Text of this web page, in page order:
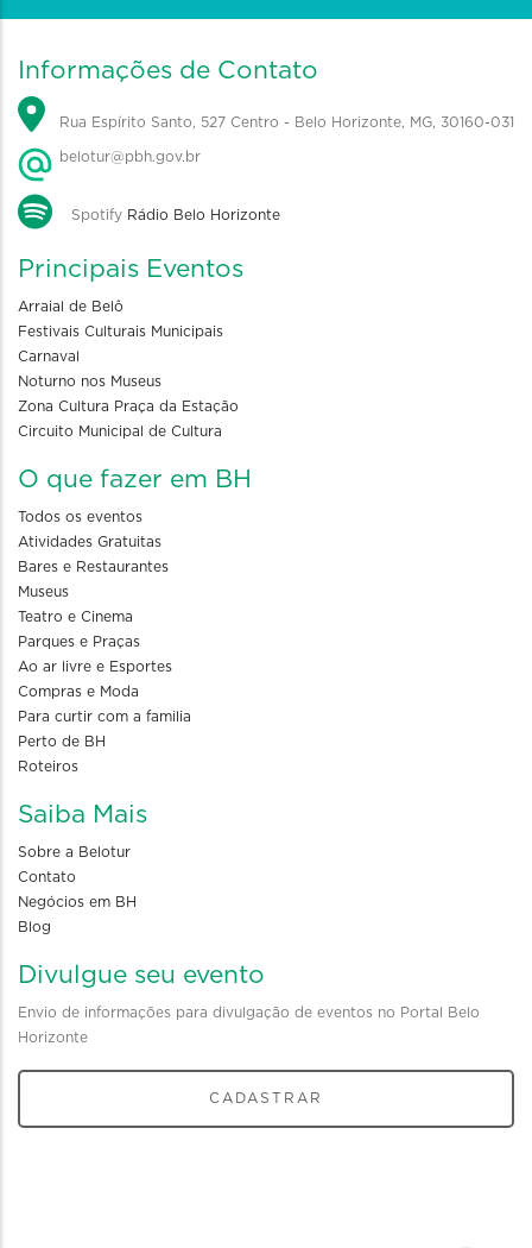
Informações de Contato
Rua Espírito Santo, 527 Centro - Belo Horizonte, MG, 30160-031
belotur@pbh.gov.br
Spotify Rádio Belo Horizonte
Principais Eventos
Arraial de Belô
Festivais Culturais Municipais
Carnaval
Noturno nos Museus
Zona Cultura Praça da Estação
Circuito Municipal de Cultura
O que fazer em BH
Todos os eventos
Atividades Gratuitas
Bares e Restaurantes
Museus
Teatro e Cinema
Parques e Praças
Ao ar livre e Esportes
Compras e Moda
Para curtir com a familia
Perto de BH
Roteiros
Saiba Mais
Sobre a Belotur
Contato
Negócios em BH
Blog
Divulgue seu evento
Envio de informações para divulgação de eventos no Portal Belo
Horizonte
CADASTRAR